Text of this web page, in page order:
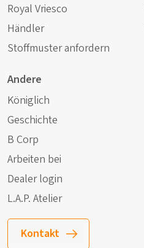
Royal Vriesco
Händler
Stoffmuster anfordern
Andere
Königlich
Geschichte
B Corp
Arbeiten bei
Dealer login
L.A.P. Atelier
Kontakt